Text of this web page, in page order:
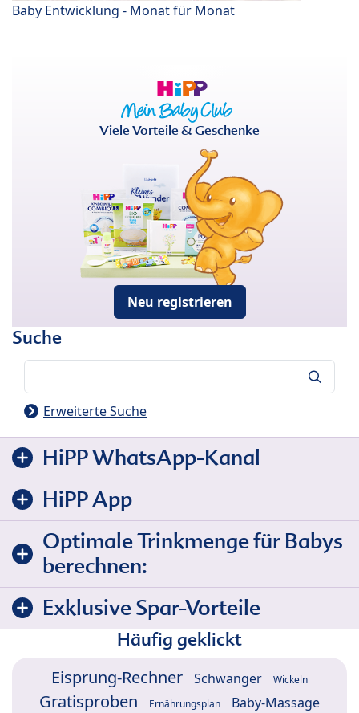
Baby Entwicklung - Monat für Monat
Viele Vorteile & Geschenke
Neu registrieren
Suche
Erweiterte Suche
HiPP WhatsApp-Kanal
HiPP App
Optimale Trinkmenge für Babys
berechnen:
Exklusive Spar-Vorteile
Häufig geklickt
Eisprung-Rechner Schwanger Wickeln
Gratisproben Ernährungsplan Baby-Massage